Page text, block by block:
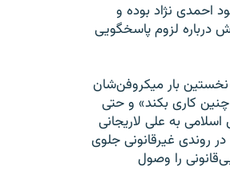
احمدی نژاد بوده و
درباره لزوم پاسخگويی
‌بار ميکروفن‌شان
کاری بکند» و حتی
به علی لاريجانی
روندی غيرقانونی جلوی
را وصول